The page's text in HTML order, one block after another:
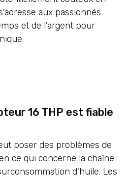
aux passionnés
et de l'argent pour
16 THP est fiable
poser des problèmes de
ce qui concerne la chaîne
d'huile. Les